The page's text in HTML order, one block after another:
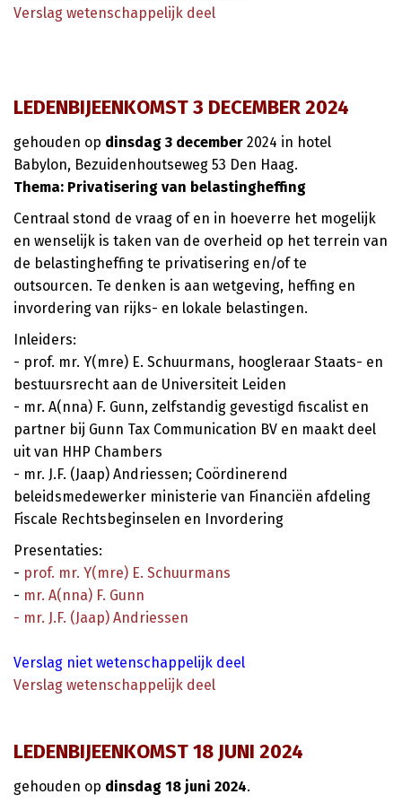
Verslag wetenschappelijk deel
LEDENBIJEENKOMST 3 DECEMBER 2024
gehouden op dinsdag 3 december 2024 in hotel
Babylon, Bezuidenhoutseweg 53 Den Haag.
Thema: Privatisering van belastingheffing
Centraal stond de vraag of en in hoeverre het mogelijk
en wenselijk is taken van de overheid op het terrein van
de belastingheffing te privatisering en/of te
outsourcen. Te denken is aan wetgeving, heffing en
invordering van rijks- en lokale belastingen.
Inleiders:
- prof. mr. Y(mre) E. Schuurmans, hoogleraar Staats- en
bestuursrecht aan de Universiteit Leiden
- mr. A(nna) F. Gunn, zelfstandig gevestigd fiscalist en
partner bij Gunn Tax Communication BV en maakt deel
uit van HHP Chambers
- mr. J.F. (Jaap) Andriessen; Coördinerend
beleidsmedewerker ministerie van Financiën afdeling
Fiscale Rechtsbeginselen en Invordering
Presentaties:
- prof. mr. Y(mre) E. Schuurmans
- mr. A(nna) F. Gunn
- mr. J.F. (Jaap) Andriessen
Verslag niet wetenschappelijk deel
Verslag wetenschappelijk deel
LEDENBIJEENKOMST 18 JUNI 2024
gehouden op dinsdag 18 juni 2024.